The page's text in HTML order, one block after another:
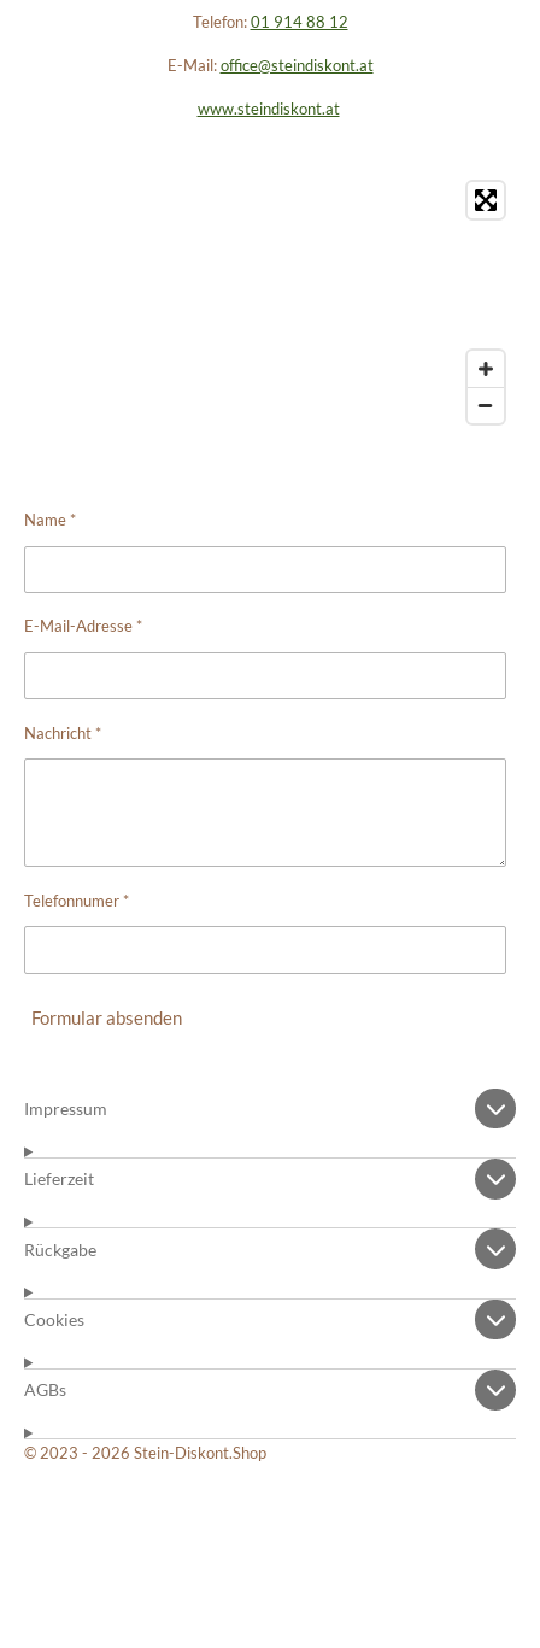
Telefon: 01 914 88 12
E-Mail: office@steindiskont.at
www.steindiskont.at
Name *
E-Mail-Adresse *
Nachricht *
Telefonnumer *
Formular absenden
Impressum
Lieferzeit
Rückgabe
Cookies
AGBs
© 2023 - 2026 Stein-Diskont.Shop